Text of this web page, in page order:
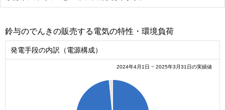
鈴与のでんきの販売する電気の特性・環境負荷
発電手段の内訳（電源構成）
2024年4月1日 ~ 2025年3月31日の実績値